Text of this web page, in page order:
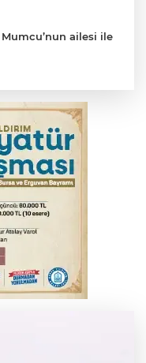
ailesi ile
fiyatları...
müjde
nasıl olacak?
destek